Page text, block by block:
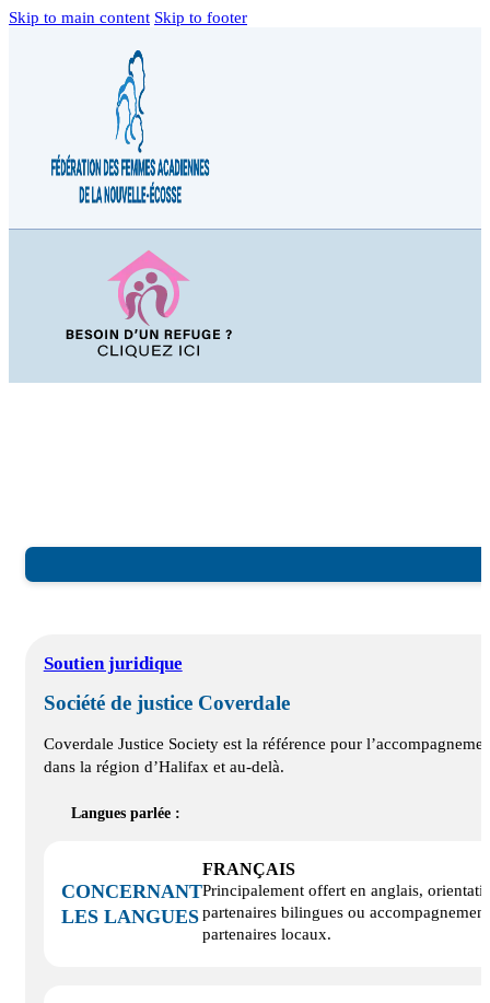
Skip to main content Skip to footer
Soutien juridique
Société de justice Coverdale
Coverdale Justice Society est la référence pour
dans la région d’Halifax et au-delà.
Langues parlée :
CONCERNANT
LES LANGUES
FRANÇAIS
Principalement offert en anglais,
partenaires bilingues ou
partenaires locaux.